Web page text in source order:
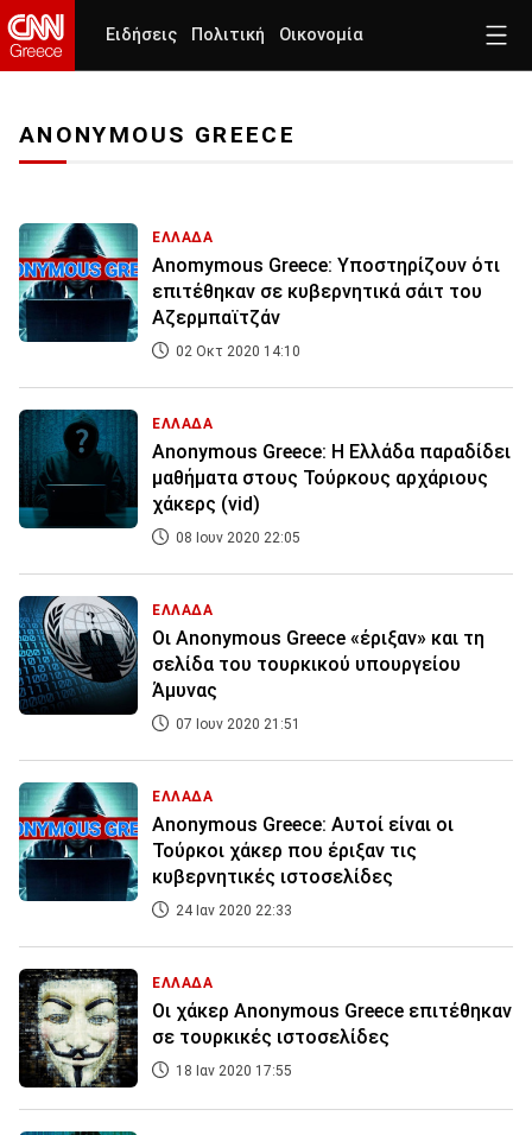
Ειδήσεις Πολιτική Οικονομία
ANONYMOUS GREECE
ΕΛΛΑΔΑ
Anomymous Greece: Υποστηρίζουν ότι
επιτέθηκαν σε κυβερνητικά σάιτ του
Αζερμπαϊτζάν
02 Οκτ 2020 14:10
ΕΛΛΑΔΑ
Anonymous Greece: Η Ελλάδα παραδίδει
μαθήματα στους Τούρκους αρχάριους
χάκερς (vid)
08 Ιουν 2020 22:05
ΕΛΛΑΔΑ
Οι Anonymous Greece «έριξαν» και τη
σελίδα του τουρκικού υπουργείου
Άμυνας
07 Ιουν 2020 21:51
ΕΛΛΑΔΑ
Anonymous Greece: Αυτοί είναι οι
Τούρκοι χάκερ που έριξαν τις
κυβερνητικές ιστοσελίδες
24 Ιαν 2020 22:33
ΕΛΛΑΔΑ
Οι χάκερ Anonymous Greece επιτέθηκαν
σε τουρκικές ιστοσελίδες
18 Ιαν 2020 17:55